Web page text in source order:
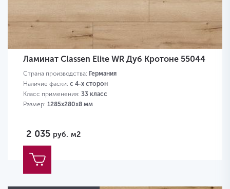
Ламинат Classen Elite WR Дуб Кротоне 55044
Страна производства: Германия
Наличие фаски: с 4-х сторон
Класс применения: 33 класс
Размер: 1285х280х8 мм
2 035 руб. м2